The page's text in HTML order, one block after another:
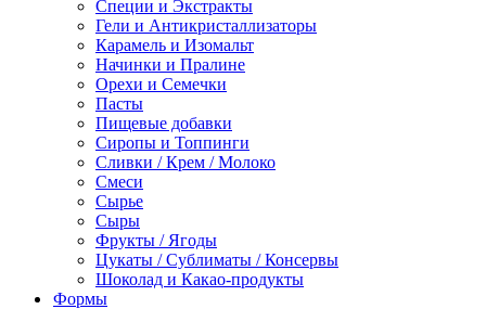
Специи и Экстракты
Гели и Антикристаллизаторы
Карамель и Изомальт
Начинки и Пралине
Орехи и Семечки
Пасты
Пищевые добавки
Сиропы и Топпинги
Сливки / Крем / Молоко
Смеси
Сырье
Сыры
Фрукты / Ягоды
Цукаты / Сублиматы / Консервы
Шоколад и Какао-продукты
Формы